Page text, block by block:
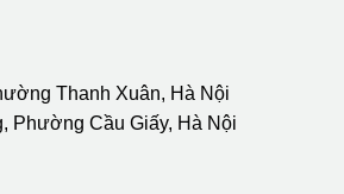
Thanh Xuân, Hà Nội
Phường Cầu Giấy, Hà Nội